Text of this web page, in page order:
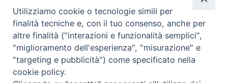
Statuto
Presidenza e ufficio presidenza
Consiglio scientifico
Coordinamento nazionale
Utilizziamo cookie o tecnologie simili per
finalità tecniche e, con il tuo consenso, anche per
altre finalità ("interazioni e funzionalità semplici",
"miglioramento dell'esperienza", "misurazione" e
"targeting e pubblicità") come specificato nella
cookie policy.